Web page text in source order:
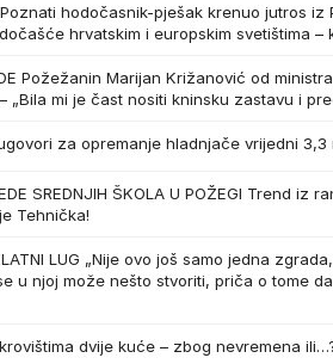
Poznati hodočasnik-pješak krenuo jutros
hrvatskim i europskim svetištima –
Požežanin Marijan Križanović od
„Bila mi je čast nositi kninsku zastavu i
za opremanje hladnjače vrijedni 3,3
SREDNJIH ŠKOLA U POŽEGI Trend iz
Tehnička!
LUG „Nije ovo još samo jedna
u njoj može nešto stvoriti, priča o tome
dvije kuće – zbog nevremena